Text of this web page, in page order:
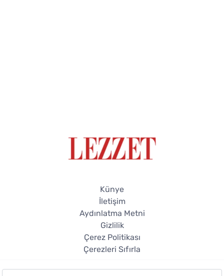
Künye
İletişim
Aydınlatma Metni
Gizlilik
Çerez Politikası
Çerezleri Sıfırla